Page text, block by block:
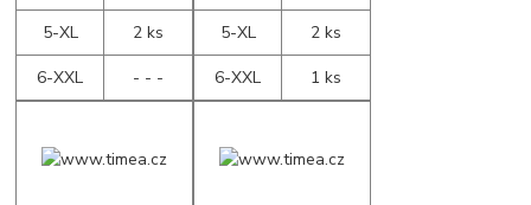
5-XL
2 ks
6-XXL
- - -
5-XL
2 ks
6-XXL
1 ks